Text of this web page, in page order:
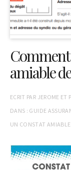
amiable
ECRIT PAR JEROME ET
DANS : GUIDE
UN CONSTAT